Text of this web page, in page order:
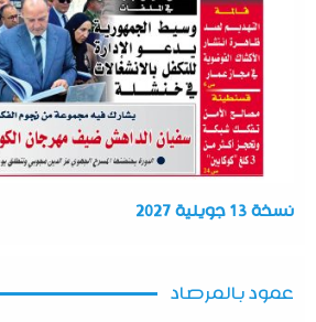
نسخة 13 جويلية 2027
عمود بالمرصاد